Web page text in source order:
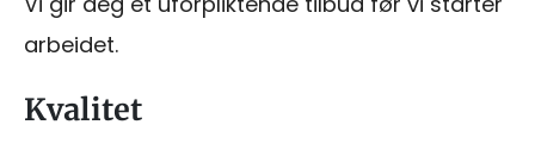
arbeidet.
Kvalitet